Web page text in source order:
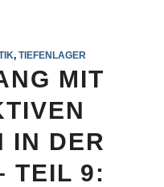
,TIEFENLAGER
MIT
IN DER
TEIL 9: